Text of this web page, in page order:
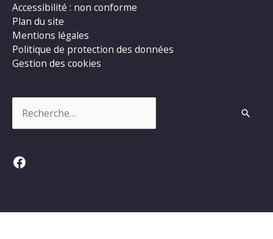
Accessibilité : non conforme
Plan du site
Mentions légales
Politique de protection des données
Gestion des cookies
Facebook